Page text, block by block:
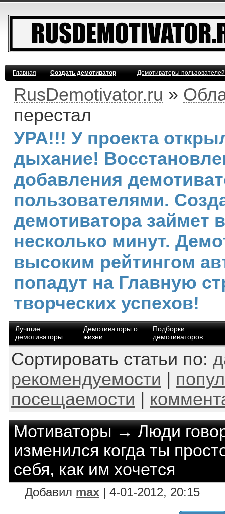
Главная Создать демотиватор Демотиваторы
RusDemotivator.ru »
перестал
УРА!!! У проекта
дыхание!
добавления
пользователями.
демотиватора займет
несколько минут.
высоким рейтингом
попадут на Главную
творческих успехов!
Лучшие
демотиваторы
Демотиваторы о
жизни
Подборки
демотиваторов
Сортировать статьи по:
рекомендуемости
посещаемости
Мотиваторы→Люди
изменился когда ты
себя, как им хочется
Добавил max | 4-01-2012, 20:15